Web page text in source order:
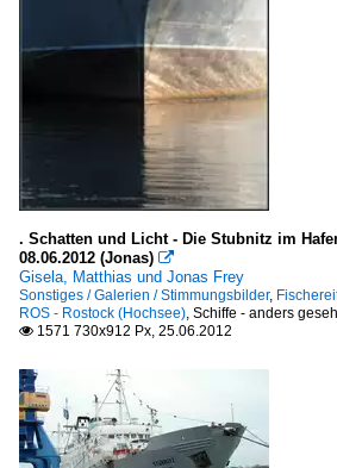
. Schatten und Licht - Die Stubnitz im
08.06.2012 (Jonas) 
Gisela, Matthias und Jonas Frey
Sonstiges / Galerien / Stimmungsbilder,
ROS - Rostock (Hochsee) Schiffe - anders
 1571 730x912 Px, 25.06.2012